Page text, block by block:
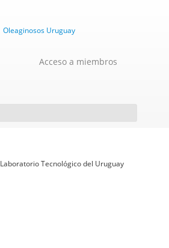
Acceso a miembros
Laboratorio Tecnológico del Uruguay